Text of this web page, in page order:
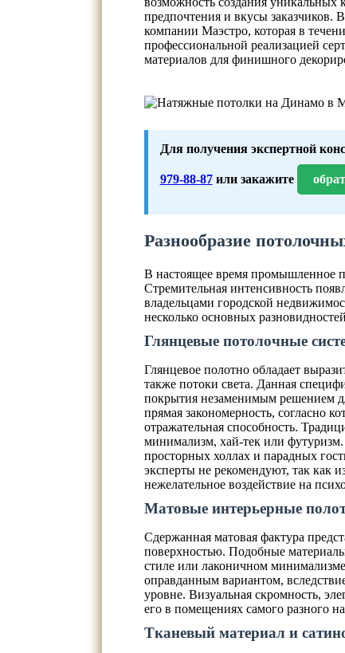
предпочтения и вкусы
компании Маэстро, которая в
профессиональной реализацией
материалов для финишного
Для получения экспертной
979-88-87или закажите
Разнообразие
В настоящее время промышленное
Стремительная интенсивность
владельцами городской
несколько основных
Глянцевые потолочные
Глянцевое полотно обладает
также потоки света. Данная
покрытия незаменимым решением
прямая закономерность, согласно
отражательная способность.
минимализм, хай-тек или
просторных холлах и парадных
эксперты не рекомендуют, так как
нежелательное воздействие на
Матовые интерьерные
Сдержанная матовая фактура
поверхностью. Подобные
стиле или лаконичном
оправданным вариантом,
уровне. Визуальная скромность,
его в помещениях самого разного
Тканевый материал и